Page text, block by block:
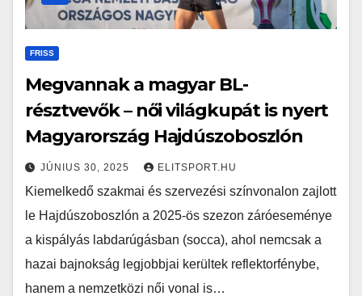
FRISS
Megvannak a magyar BL-
résztvevők – női világkupát is nyert
Magyarország Hajdúszoboszlón
JÚNIUS 30, 2025 ELITSPORT.HU
Kiemelkedő szakmai és szervezési színvonalon zajlott
le Hajdúszoboszlón a 2025-ös szezon záróeseménye
a kispályás labdarúgásban (socca), ahol nemcsak a
hazai bajnokság legjobbjai kerültek reflektorfénybe,
hanem a nemzetközi női vonal is…